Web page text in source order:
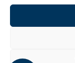
Mentions légales